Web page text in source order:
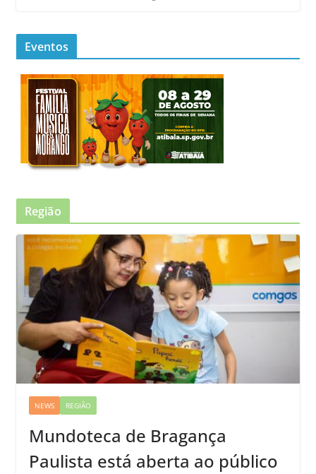
Eventos
Região
NEWS REGIÃO
Mundoteca de Bragança
Paulista está aberta ao público